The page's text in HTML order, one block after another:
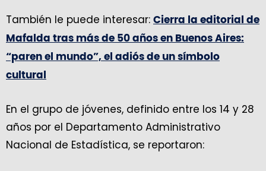
También le puede interesar: Cierra la editorial de
Mafalda tras más de 50 años en Buenos Aires:
“paren el mundo”, el adiós de un símbolo
cultural
En el grupo de jóvenes, definido entre los 14 y 28
años por el Departamento Administrativo
Nacional de Estadística, se reportaron: